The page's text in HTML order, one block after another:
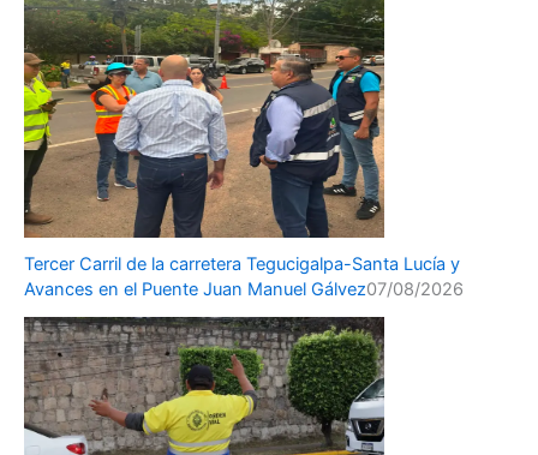
Tercer Carril de la carretera Tegucigalpa-Santa Lucía y
Avances en el Puente Juan Manuel Gálvez07/08/2026